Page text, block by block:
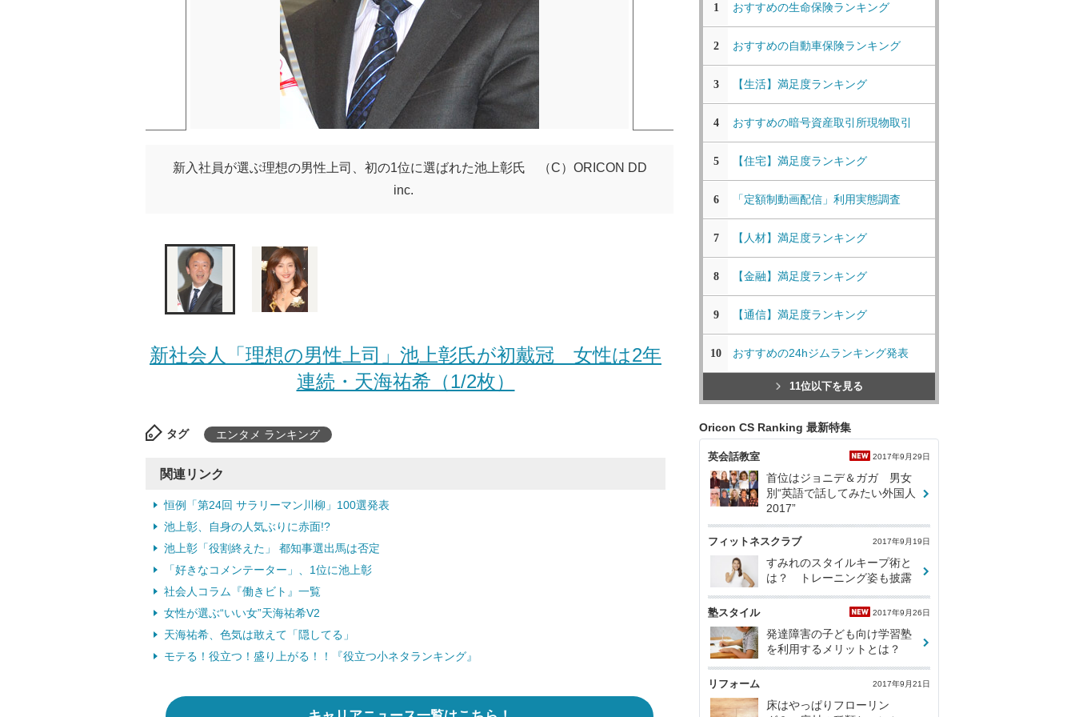
新入社員が選ぶ理想の男性上司、初の1位に選ばれた池上彰氏 （C）ORICON DD
inc.
新社会人「理想の男性上司」池上彰氏が初戴冠 女性は2年
連続・天海祐希（1/2枚）
タグ エンタメ ランキング
関連リンク
恒例「第24回 サラリーマン川柳」100選発表
池上彰、自身の人気ぶりに赤面!?
池上彰「役割終えた」 都知事選出馬は否定
「好きなコメンテーター」、1位に池上彰
社会人コラム『働きビト』一覧
女性が選ぶ“いい女”天海祐希V2
天海祐希、色気は敢えて「隠してる」
モテる！役立つ！盛り上がる！！『役立つ小ネタランキング』
1 おすすめの生命保険ランキング
2 おすすめの自動車保険ランキング
3 【生活】満足度ランキング
4 おすすめの暗号資産取引所現物取引
5 【住宅】満足度ランキング
6 「定額制動画配信」利用実態調査
7 【人材】満足度ランキング
8 【金融】満足度ランキング
9 【通信】満足度ランキング
10 おすすめの24hジムランキング発表
11位以下を見る
Oricon CS Ranking 最新特集
英会話教室 2017年9月29日
首位はジョニデ＆ガガ 男女
別“英語で話してみたい外国人
2017”
フィットネスクラブ 2017年9月19日
すみれのスタイルキープ術と
は？ トレーニング姿も披露
塾スタイル 2017年9月26日
発達障害の子ども向け学習塾
を利用するメリットとは？
リフォーム 2017年9月21日
床はやっぱりフローリン